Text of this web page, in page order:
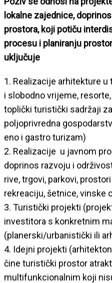
lokalne zajednice,
prostora, koji potiču
procesu i planiranju
uključuje
1. Realizacije arhitekture
i slobodno vrijeme,
toplički turistički sadržaji
poljoprivredna
eno i gastro turizam)
2. Realizacije u javnom
doprinos razvoju i
rive, trgovi, parkovi,
rekreaciju, šetnice, vinske
3. Turistički projekti
investitora s konkretnim
(planerski/urbanistički ili
4. Idejni projekti
čine turistički prostor
multifunkcionalnim koji